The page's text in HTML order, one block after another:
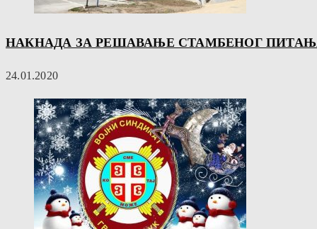
НАКНАДА ЗА РЕШАВАЊЕ СТАМБЕНОГ
24.01.2020